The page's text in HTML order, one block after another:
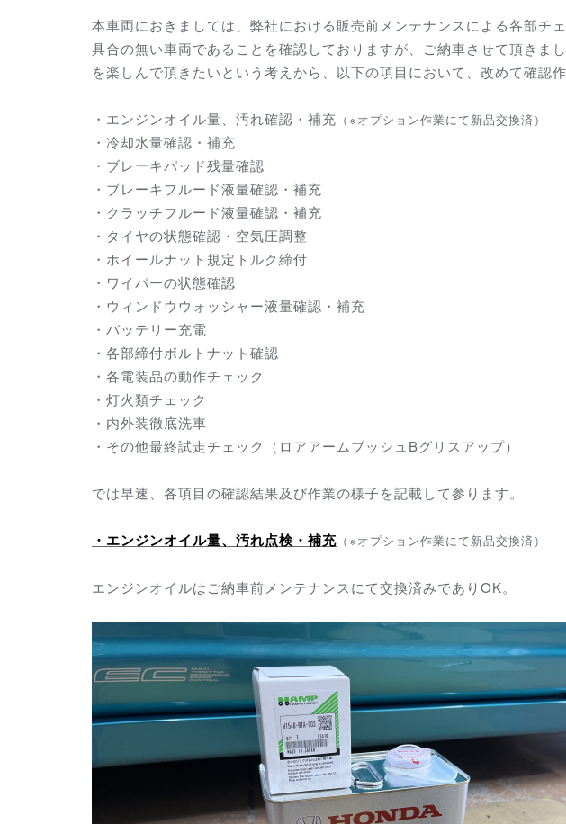
本車両におきましては、弊社における販売前メンテナンスによる各部チ
具合の無い車両であることを確認しておりますが、ご納車させて頂きま
を楽しんで頂きたいという考えから、以下の項目において、改めて確認作
・エンジンオイル量、汚れ確認・補充 （※オプション作業にて新品交換済）
・冷却水量確認・補充
・ブレーキパッド残量確認
・ブレーキフルード液量確認・補充
・クラッチフルード液量確認・補充
・タイヤの状態確認・空気圧調整
・ホイールナット規定トルク締付
・ワイパーの状態確認
・ウィンドウウォッシャー液量確認・補充
・バッテリー充電
・各部締付ボルトナット確認
・各電装品の動作チェック
・灯火類チェック
・内外装徹底洗車
・その他最終試走チェック（ロアアームブッシュBグリスアップ）
では早速、各項目の確認結果及び作業の様子を記載して参ります。
・エンジンオイル量、汚れ点検・補充 （※オプション作業にて新品交換済）
エンジンオイルはご納車前メンテナンスにて交換済みでありOK。